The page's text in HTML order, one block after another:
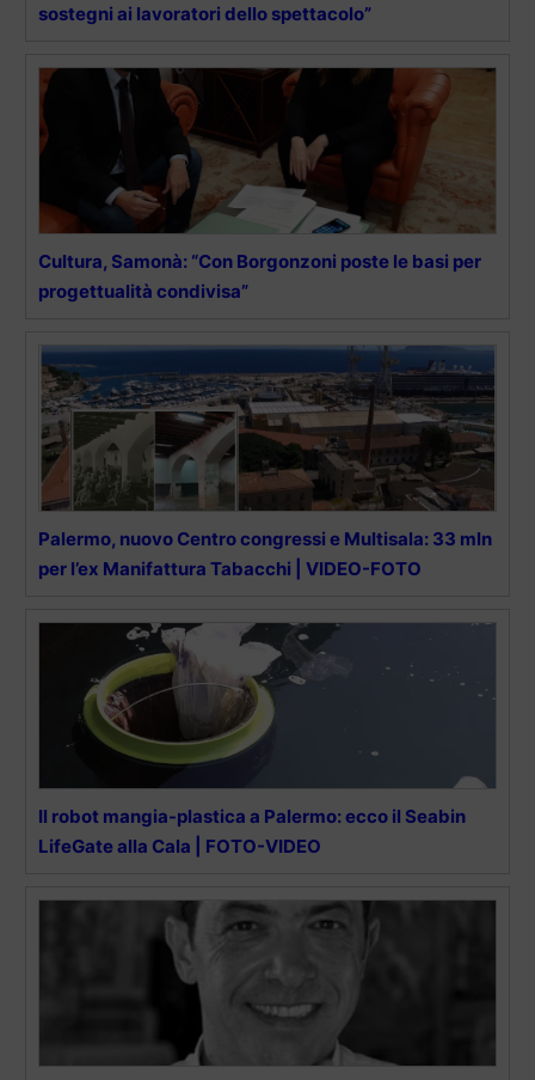
sostegni ai lavoratori dello spettacolo”
Cultura, Samonà: “Con Borgonzoni poste le basi per
progettualità condivisa”
Palermo, nuovo Centro congressi e Multisala: 33 mln
per l’ex Manifattura Tabacchi | VIDEO-FOTO
Il robot mangia-plastica a Palermo: ecco il Seabin
LifeGate alla Cala | FOTO-VIDEO